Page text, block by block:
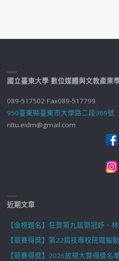
國立臺東大學 數位媒體與文教產業
089-517502 Fax089-517799
950臺東縣臺東市大學路二段369號
nttu.eidm@gmail.com
近期文章
【金榜題名】狂賀第九屆郭冠妤、
【競賽得獎】第22屆技專校院電腦
【競賽得獎】2026放視大賞得獎名